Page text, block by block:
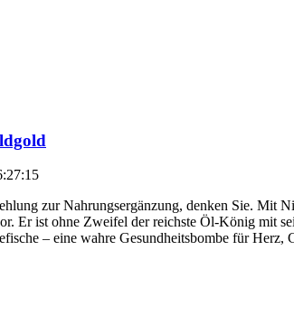
zur Nahrungsergänzung, denken Sie. Mit
Er ist ohne Zweifel der reichste Öl-König mit
– eine wahre Gesundheitsbombe für